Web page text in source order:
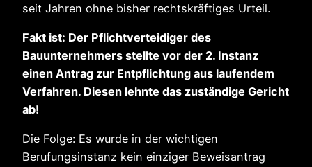
seit Jahren ohne bisher rechtskräftiges Urteil.
Fakt ist: Der Pflichtverteidiger des
Bauunternehmers stellte vor der 2. Instanz
einen Antrag zur Entpflichtung aus laufendem
Verfahren. Diesen lehnte das zuständige Gericht
ab!
Die Folge: Es wurde in der wichtigen
Berufungsinstanz kein einziger Beweisantrag